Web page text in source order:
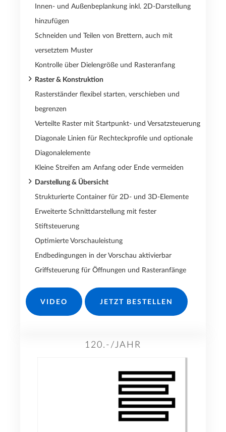
Innen- und Außenbeplankung inkl. 2D-Darstellung
hinzufügen
Schneiden und Teilen von Brettern, auch mit
versetztem Muster
Kontrolle über Dielengröße und Rasteranfang
Raster & Konstruktion
Rasterständer flexibel starten, verschieben und
begrenzen
Verteilte Raster mit Startpunkt- und Versatzsteuerung
Diagonale Linien für Rechteckprofile und optionale
Diagonalelemente
Kleine Streifen am Anfang oder Ende vermeiden
Darstellung & Übersicht
Strukturierte Container für 2D- und 3D-Elemente
Erweiterte Schnittdarstellung mit fester
Stiftsteuerung
Optimierte Vorschauleistung
Endbedingungen in der Vorschau aktivierbar
Griffsteuerung für Öffnungen und Rasteranfänge
VIDEO JETZT BESTELLEN
120.-/JAHR